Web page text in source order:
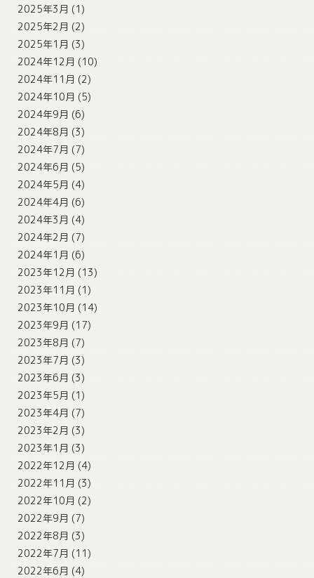
2025年3月 (1)
2025年2月 (2)
2025年1月 (3)
2024年12月 (10)
2024年11月 (2)
2024年10月 (5)
2024年9月 (6)
2024年8月 (3)
2024年7月 (7)
2024年6月 (5)
2024年5月 (4)
2024年4月 (6)
2024年3月 (4)
2024年2月 (7)
2024年1月 (6)
2023年12月 (13)
2023年11月 (1)
2023年10月 (14)
2023年9月 (17)
2023年8月 (7)
2023年7月 (3)
2023年6月 (3)
2023年5月 (1)
2023年4月 (7)
2023年2月 (3)
2023年1月 (3)
2022年12月 (4)
2022年11月 (3)
2022年10月 (2)
2022年9月 (7)
2022年8月 (3)
2022年7月 (11)
2022年6月 (4)